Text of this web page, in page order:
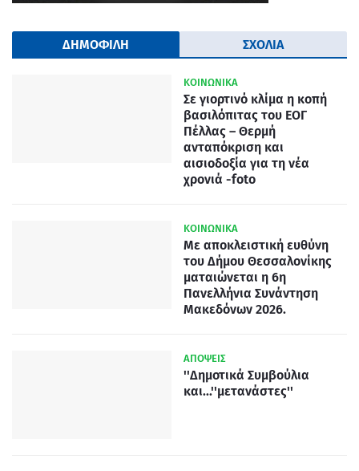
ΔΗΜΟΦΙΛΗ ΣΧΟΛΙΑ
ΚΟΙΝΩΝΙΚΑ
Σε γιορτινό κλίμα η κοπή
βασιλόπιτας του ΕΟΓ
Πέλλας – Θερμή
ανταπόκριση και
αισιοδοξία για τη νέα
χρονιά -foto
ΚΟΙΝΩΝΙΚΑ
Με αποκλειστική ευθύνη
του Δήμου Θεσσαλονίκης
ματαιώνεται η 6η
Πανελλήνια Συνάντηση
Μακεδόνων 2026.
ΑΠΟΨΕΙΣ
''Δημοτικά Συμβούλια
και...''μετανάστες''